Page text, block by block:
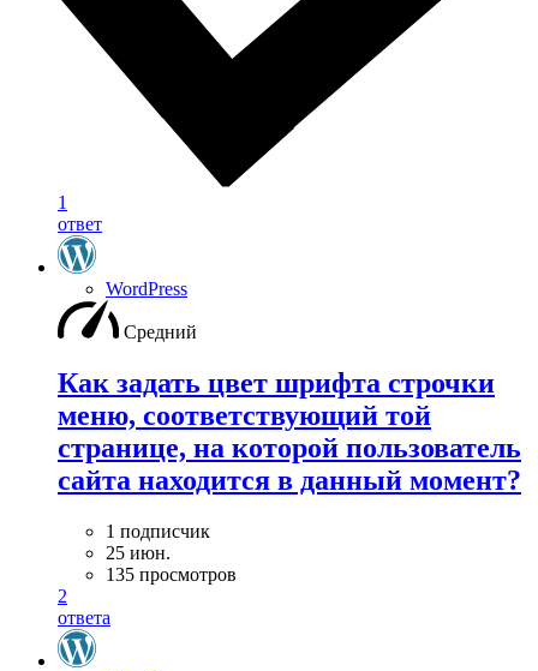
1
ответ
WordPress
Средний
Как задать цвет шрифта строчки
меню, соответствующий той
странице, на которой пользователь
сайта находится в данный момент?
1 подписчик
25 июн.
135 просмотров
2
ответа